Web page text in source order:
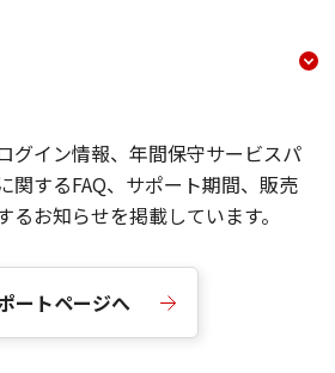
グイン情報、年間保守サービスパ
関するFAQ、サポート期間、販売
お知らせを掲載しています。
ートページへ